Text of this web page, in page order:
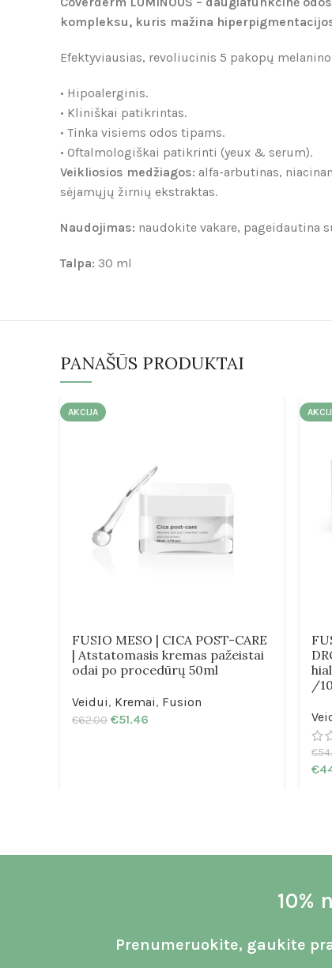
kompleksu, kuris mažina
Efektyviausias, revoliucinis 5 pakopų
• Hipoalerginis.
• Kliniškai patikrintas.
• Tinka visiems odos tipams.
• Oftalmologiškai patikrinti (yeux & serum).
Veikliosios medžiagos: alfa-arbutinas,
sėjamųjų žirnių ekstraktas.
Naudojimas: naudokite vakare, pageidautina
Talpa: 30 ml
PANAŠŪS PRODUKTAI
AKCIJA
FUSIO MESO | CICA POST-CARE
| Atstatomasis kremas pažeistai
odai po procedūrų 50ml
Veidui, Kremai, Fusion
€62.00 €51.46
/
€
€
10%
Prenumeruokite, gaukite